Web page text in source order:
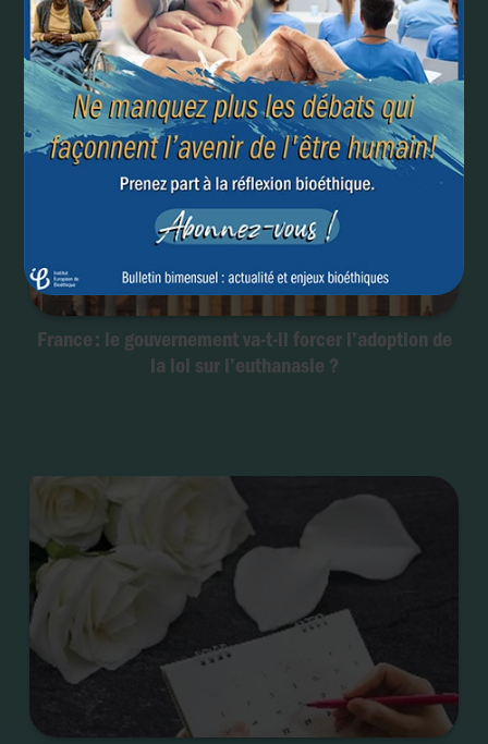
France : le gouvernement va-t-il forcer l’adoption de
la loi sur l’euthanasie ?